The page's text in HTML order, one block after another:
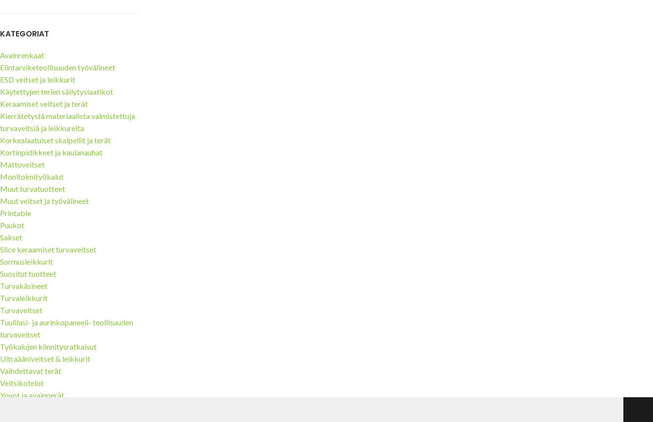
KATEGORIAT
Avainrenkaat
Elintarviketeollisuuden työvälineet
ESD veitset ja leikkurit
Käytettyjen terien säilytyslaatikot
Keraamiset veitset ja terät
Kierrätetystä materiaalista valmistettuja
turvaveitsiä ja leikkureita
Korkealaatuiset skalpellit ja terät
Kortinpidikkeet ja kaulanauhat
Mattoveitset
Monitoimityökalut
Muut turvatuotteet
Muut veitset ja työvälineet
Printable
Puukot
Sakset
Slice keraamiset turvaveitset
Sormusleikkurit
Suositut tuotteet
Turvakäsineet
Turvaleikkurit
Turvaveitset
Tuulilasi- ja aurinkopaneeli- teollisuuden
turvaveitset
Työkalujen kiinnitysratkaisut
Ultraääniveitset & leikkurit
Vaihdettavat terät
Veitsikotelot
Yoyot ja avainperät